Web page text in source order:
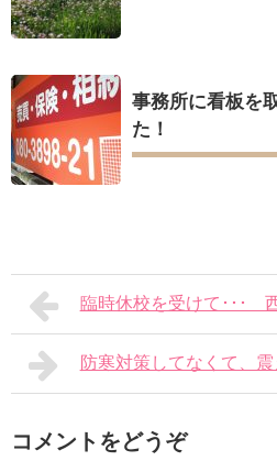
事務所に看板を
た！
臨時休校を受けて･･･
防寒対策してなくて、震
コメントをどうぞ